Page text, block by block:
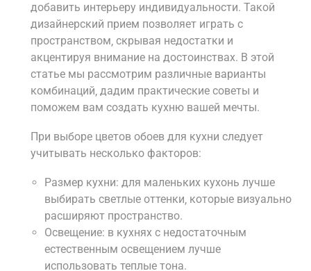
добавить интерьеру индивидуальности. Такой
дизайнерский прием позволяет играть с
пространством‚ скрывая недостатки и
акцентируя внимание на достоинствах. В этой
статье мы рассмотрим различные варианты
комбинаций‚ дадим практические советы и
поможем вам создать кухню вашей мечты.
При выборе цветов обоев для кухни следует
учитывать несколько факторов:
Размер кухни: для маленьких кухонь лучше
выбирать светлые оттенки‚ которые визуально
расширяют пространство.
Освещение: в кухнях с недостаточным
естественным освещением лучше
использовать теплые тона.